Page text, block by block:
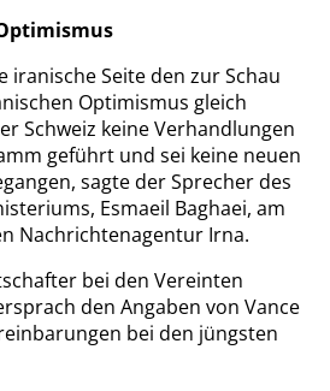
iranische Seite den zur Schau
Optimismus gleich
Schweiz keine Verhandlungen
geführt und sei keine neuen
sagte der Sprecher des
Esmaeil Baghaei, am
Nachrichtenagentur Irna.
bei den Vereinten
den Angaben von Vance
bei den jüngsten